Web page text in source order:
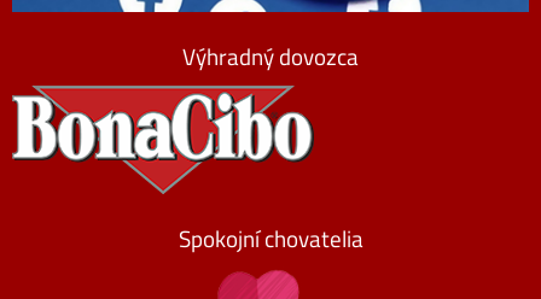
Výhradný dovozca
Spokojní chovatelia